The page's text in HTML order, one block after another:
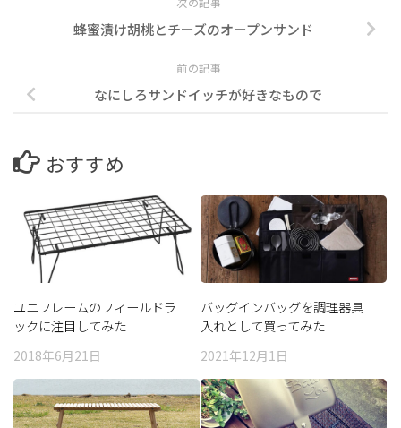
蜂蜜漬け胡桃とチーズのオープンサンド
前の記事
なにしろサンドイッチが好きなもので
おすすめ
ユニフレームのフィールドラ
ックに注目してみた
2018年6月21日
バッグインバッグを調理器具
入れとして買ってみた
2021年12月1日